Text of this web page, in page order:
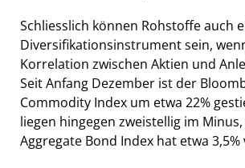
Schliesslich können Rohstoffe auch
Diversifikationsinstrument sein,
Korrelation zwischen Aktien und
Seit Anfang Dezember ist der
Commodity Index um etwa 22%
liegen hingegen zweistellig im
Aggregate Bond Index hat etwa